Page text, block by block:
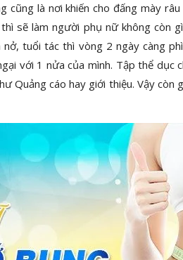
cũng là nơi khiến cho đấng mày
sẽ làm người phụ nữ không còn
tuổi tác thì vòng 2 ngày càng
với 1 nửa của mình. Tập thể dục
Quảng cáo hay giới thiệu. Vậy còn